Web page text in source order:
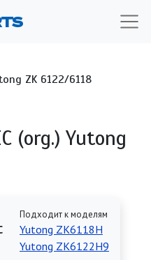
ZK 6122/6118
(org.) Yutong
Подходит к моделям
Yutong ZK6118H
Yutong ZK6122H9